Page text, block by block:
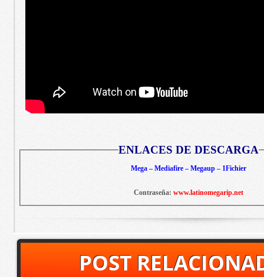
ENLACES DE DESCARGA
Mega – Mediafire – Megaup – 1Fichier
Contraseña: www.latinomegarip.net
POST